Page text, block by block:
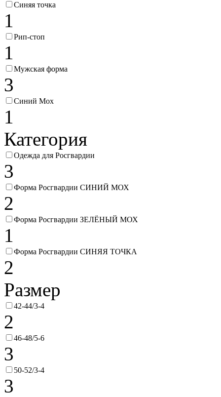
Синяя точка
1
Рип-стоп
1
Мужская форма
3
Синий Мох
1
Категория
Одежда для Росгвардии
3
Форма Росгвардии СИНИЙ МОХ
2
Форма Росгвардии ЗЕЛЁНЫЙ МОХ
1
Форма Росгвардии СИНЯЯ ТОЧКА
2
Размер
42-44/3-4
2
46-48/5-6
3
50-52/3-4
3